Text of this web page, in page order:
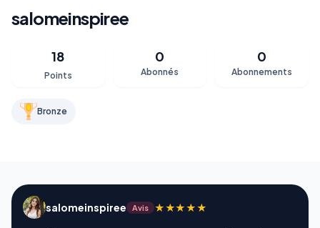
salomeinspiree
18
Points
0
Abonnés
0
Abonnements
Bronze
salomeinspiree Avis ★★★★★